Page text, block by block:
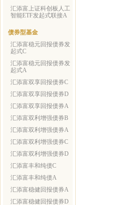
汇添富上证科创板人工
智能ETF发起式联接A
债券型基金
汇添富稳元回报债券发
起式C
汇添富稳元回报债券发
起式A
汇添富双享回报债券C
汇添富双享回报债券D
汇添富双享回报债券A
汇添富双利增强债券B
汇添富双利增强债券A
汇添富双利增强债券C
汇添富双利增强债券D
汇添富丰和纯债C
汇添富丰和纯债A
汇添富稳健回报债券A
汇添富稳健回报债券D